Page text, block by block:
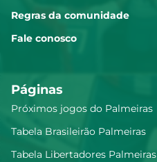
Regras da comunidade
Fale conosco
Páginas
Próximos jogos do Palmeiras
Tabela Brasileirão Palmeiras
Tabela Libertadores Palmeiras